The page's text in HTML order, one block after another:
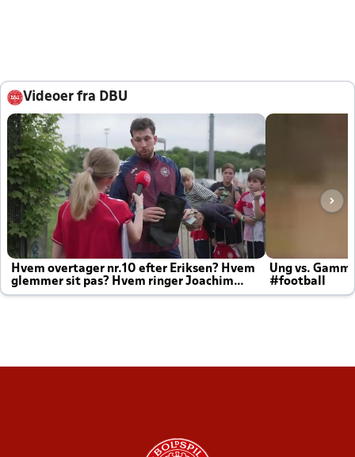
Videoer fra DBU
Hvem overtager nr.10 efter Eriksen? Hvem
glemmer sit pas? Hvem ringer Joachim
altid til efter kampe?
Ung vs.
#football